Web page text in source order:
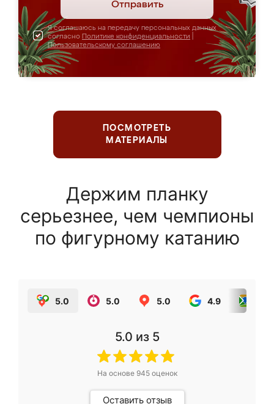
Отправить
Я соглашаюсь на передачу персональных данных
согласно Политике конфиденциальности
Пользовательскому соглашению
ПОСМОТРЕТЬ
МАТЕРИАЛЫ
Держим планку
серьезнее, чем чемпионы
по фигурному катанию
5.0 5.0 5.0 4.9
5.0 из 5
На основе 945оценок
Оставить отзыв